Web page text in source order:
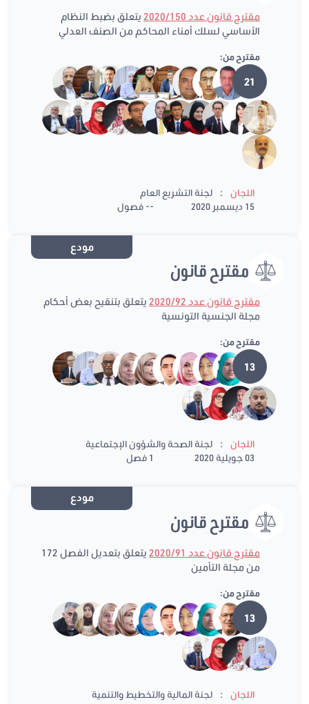
مقترح قانون عدد 2020/150
يتعلق بضبط النظام
الأساسي لسلك أمناء المحاكم من الصنف العدلي
مقترح من:
21
اللجان :
لجنة التشريع العام
15 ديسمبر 2020
-- فصول
مودع
مقترح قانون
مقترح قانون عدد 2020/92
يتعلق بتنقيح بعض أحكام
مجلة الجنسية التونسية
مقترح من:
13
اللجان :
لجنة الصحة والشؤون الإجتماعية
03 جويلية 2020
1 فصل
مودع
مقترح قانون
مقترح قانون عدد 2020/91
يتعلق بتعديل الفصل 172
من مجلة التأمين
مقترح من:
13
اللجان :
لجنة المالية والتخطيط والتنمية